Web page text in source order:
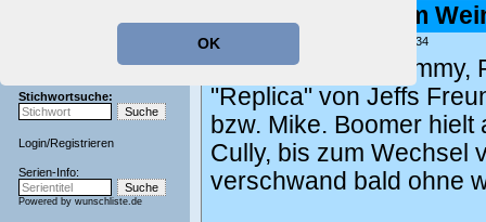
OK
Zeichentrick-Forum
Stichwortsuche:
Login/Registrieren
Serien-Info:
Powered by wunschliste.de
Re: Lassie ist zum
geschrieben von: , 18.09.05 13:34
Der Freund von Timmy,
"Replica" von Jeffs
bzw. Mike. Boomer
Cully, bis zum Wechsel
verschwand bald ohne